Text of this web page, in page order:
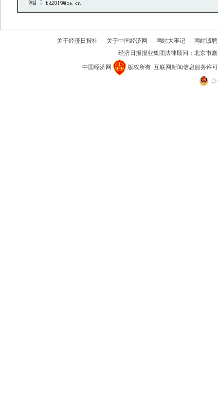
关于经济日报社 － 关于中国经济网 － 网站大事记 － 网站诚聘
经济日报报业集团法律顾问： 北京市
中国经济网 版权所有 互联网新闻信息服务许可
京